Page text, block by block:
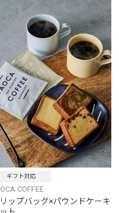
ギフト対応
COFFEE
リップバッグ×パウンドケーキ